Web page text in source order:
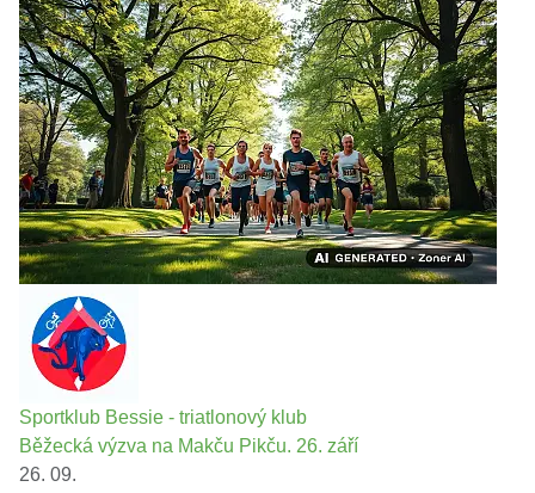
Sportklub Bessie - triatlonový klub
Běžecká výzva na Makču Pikču. 26. září
26. 09.